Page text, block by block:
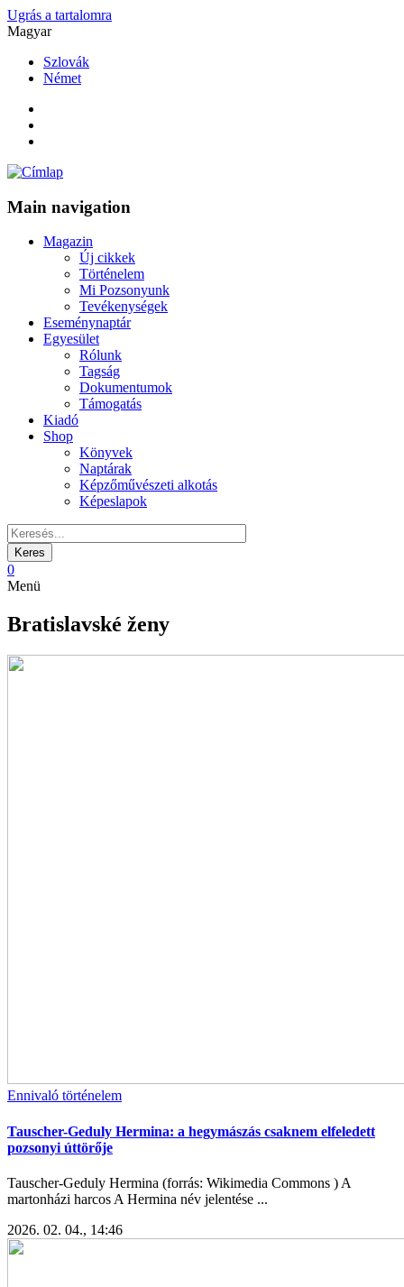
Ugrás a tartalomra
Magyar
Szlovák
Német
Main navigation
Magazin
Új cikkek
Történelem
Mi Pozsonyunk
Tevékenységek
Eseménynaptár
Egyesület
Rólunk
Tagság
Dokumentumok
Támogatás
Kiadó
Shop
Könyvek
Naptárak
Képzőművészeti alkotás
Képeslapok
0
Menü
Bratislavské ženy
Ennivaló történelem
Tauscher-Geduly Hermina: a hegymászás csaknem elfeledett
pozsonyi úttörője
Tauscher-Geduly Hermina (forrás: Wikimedia Commons ) A
martonházi harcos A Hermina név jelentése ...
2026. 02. 04., 14:46